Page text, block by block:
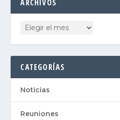
ARCHIVOS
CATEGORÍAS
Noticias
Reuniones